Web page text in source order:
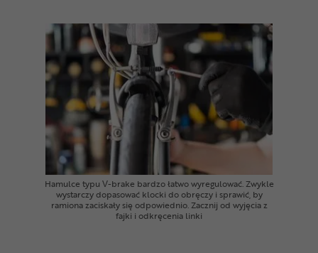
Hamulce typu V-brake bardzo łatwo wyregulować. Zwykle
wystarczy dopasować klocki do obręczy i sprawić, by
ramiona zaciskały się odpowiednio. Zacznij od wyjęcia z
fajki i odkręcenia linki